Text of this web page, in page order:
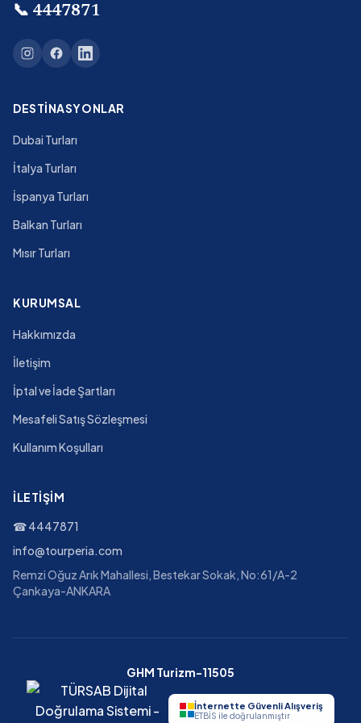
📞 4447871
DESTINASYONLAR
Dubai Turları
İtalya Turları
İspanya Turları
Balkan Turları
Mısır Turları
KURUMSAL
Hakkımızda
İletişim
İptal ve İade Şartları
Mesafeli Satış Sözleşmesi
Kullanım Koşulları
İLETIŞIM
☎4447871
info@tourperia.com
Remzi Oğuz Arık Mahallesi, Bestekar Sokak, No:61/A-2
Çankaya-ANKARA
GHM Turizm-11505
İnternette Güvenli Alışveriş
ETBİS ile doğrulanmıştır